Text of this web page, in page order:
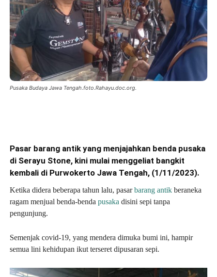
Pusaka Budaya Jawa Tengah.foto.Rahayu.doc.org.
Pasar barang antik yang menjajahkan benda pusaka
di Serayu Stone, kini mulai menggeliat bangkit
kembali di Purwokerto Jawa Tengah, (1/11/2023).
Ketika didera beberapa tahun lalu, pasarbarang antik beraneka
ragam menjual benda-benda pusaka disini sepi tanpa
pengunjung.
Semenjak covid-19, yang mendera dimuka bumi ini, hampir
semua lini kehidupan ikut terseret dipusaran sepi.